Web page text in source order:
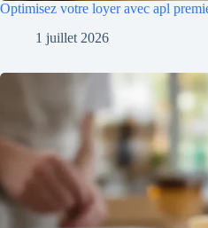
Optimisez votre loyer avec apl
1 juillet 2026